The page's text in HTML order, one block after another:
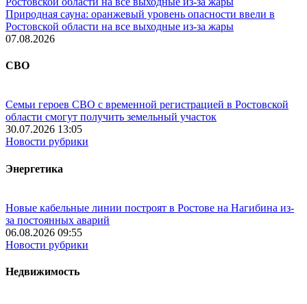
Природная сауна: оранжевый уровень опасности ввели в
Ростовской области на все выходные из-за жары
07.08.2026
СВО
Семьи героев СВО с временной регистрацией в Ростовской
области смогут получить земельный участок
30.07.2026 13:05
Новости рубрики
Энергетика
Новые кабельные линии построят в Ростове на Нагибина из-
за постоянных аварий
06.08.2026 09:55
Новости рубрики
Недвижимость